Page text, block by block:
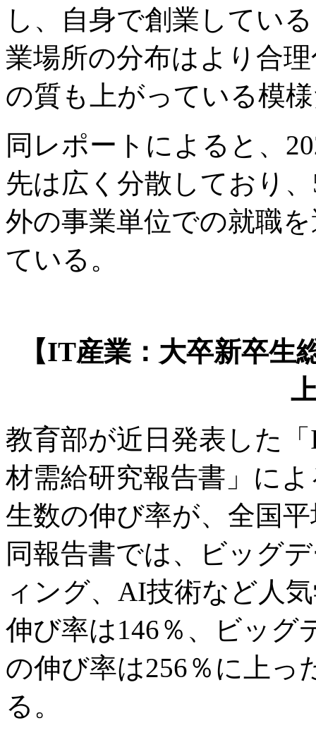
し、自身で創業してい
業場所の分布はより合
の質も上がっている模
同レポートによると、
先は広く分散しており
外の事業単位での就職
ている。
【IT産業：大卒新卒生
教育部が近日発表した
材需給研究報告書」に
生数の伸び率が、全国
同報告書では、ビッグ
ィング、AI技術など人
伸び率は146％、ビッグ
の伸び率は256％に上っ
る。